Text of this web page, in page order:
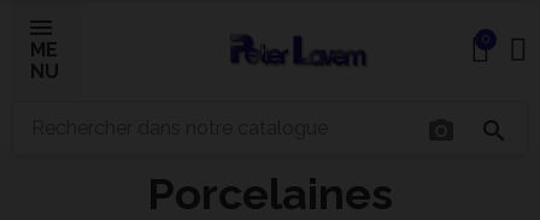
ME
NU
0
search
Porcelaines